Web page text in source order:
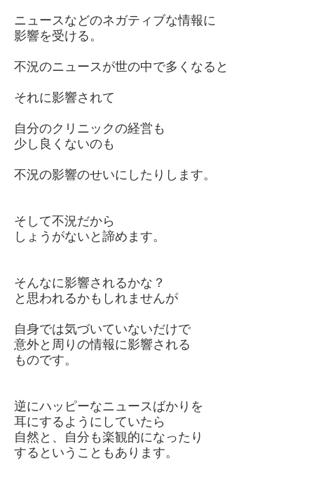
ニュースなどのネガティブな情報に
影響を受ける。
不況のニュースが世の中で多くなると
それに影響されて
自分のクリニックの経営も
少し良くないのも
不況の影響のせいにしたりします。
そして不況だから
しょうがないと諦めます。
そんなに影響されるかな？
と思われるかもしれませんが
自身では気づいていないだけで
意外と周りの情報に影響される
ものです。
逆にハッピーなニュースばかりを
耳にするようにしていたら
自然と、自分も楽観的になったり
するということもあります。